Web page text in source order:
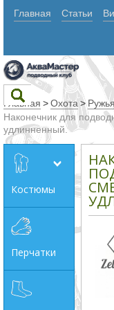
Главная Статьи
Текст
Искать
Любое из
слов
Все
слова
Точное
Главная >Охота > Ружья
Наконечник для
удлинненный.
Костюмы
Перчатки